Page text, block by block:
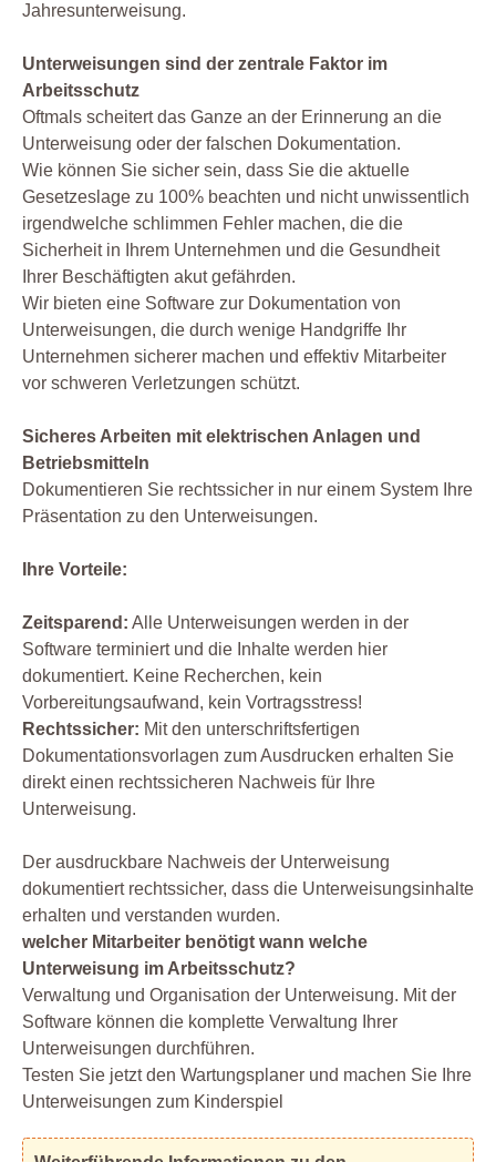
Jahresunterweisung.
Unterweisungen sind der zentrale Faktor im
Arbeitsschutz
Oftmals scheitert das Ganze an der Erinnerung an die
Unterweisung oder der falschen Dokumentation.
Wie können Sie sicher sein, dass Sie die aktuelle
Gesetzeslage zu 100% beachten und nicht unwissentlich
irgendwelche schlimmen Fehler machen, die die
Sicherheit in Ihrem Unternehmen und die Gesundheit
Ihrer Beschäftigten akut gefährden.
Wir bieten eine Software zur Dokumentation von
Unterweisungen, die durch wenige Handgriffe Ihr
Unternehmen sicherer machen und effektiv Mitarbeiter
vor schweren Verletzungen schützt.
Sicheres Arbeiten mit elektrischen Anlagen und
Betriebsmitteln
Dokumentieren Sie rechtssicher in nur einem System Ihre
Präsentation zu den Unterweisungen.
Ihre Vorteile:
Zeitsparend: Alle Unterweisungen werden in der
Software terminiert und die Inhalte werden hier
dokumentiert. Keine Recherchen, kein
Vorbereitungsaufwand, kein Vortragsstress!
Rechtssicher: Mit den unterschriftsfertigen
Dokumentationsvorlagen zum Ausdrucken erhalten Sie
direkt einen rechtssicheren Nachweis für Ihre
Unterweisung.
Der ausdruckbare Nachweis der Unterweisung
dokumentiert rechtssicher, dass die Unterweisungsinhalte
erhalten und verstanden wurden.
welcher Mitarbeiter benötigt wann welche
Unterweisung im Arbeitsschutz?
Verwaltung und Organisation der Unterweisung. Mit der
Software können die komplette Verwaltung Ihrer
Unterweisungen durchführen.
Testen Sie jetzt den Wartungsplaner und machen Sie Ihre
Unterweisungen zum Kinderspiel